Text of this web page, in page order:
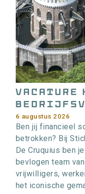
Vacature
6 augustus 2026
Ben jij financieel
betrokken? Bij
De Cruquius ben
bevlogen team
vrijwilligers,
het iconische